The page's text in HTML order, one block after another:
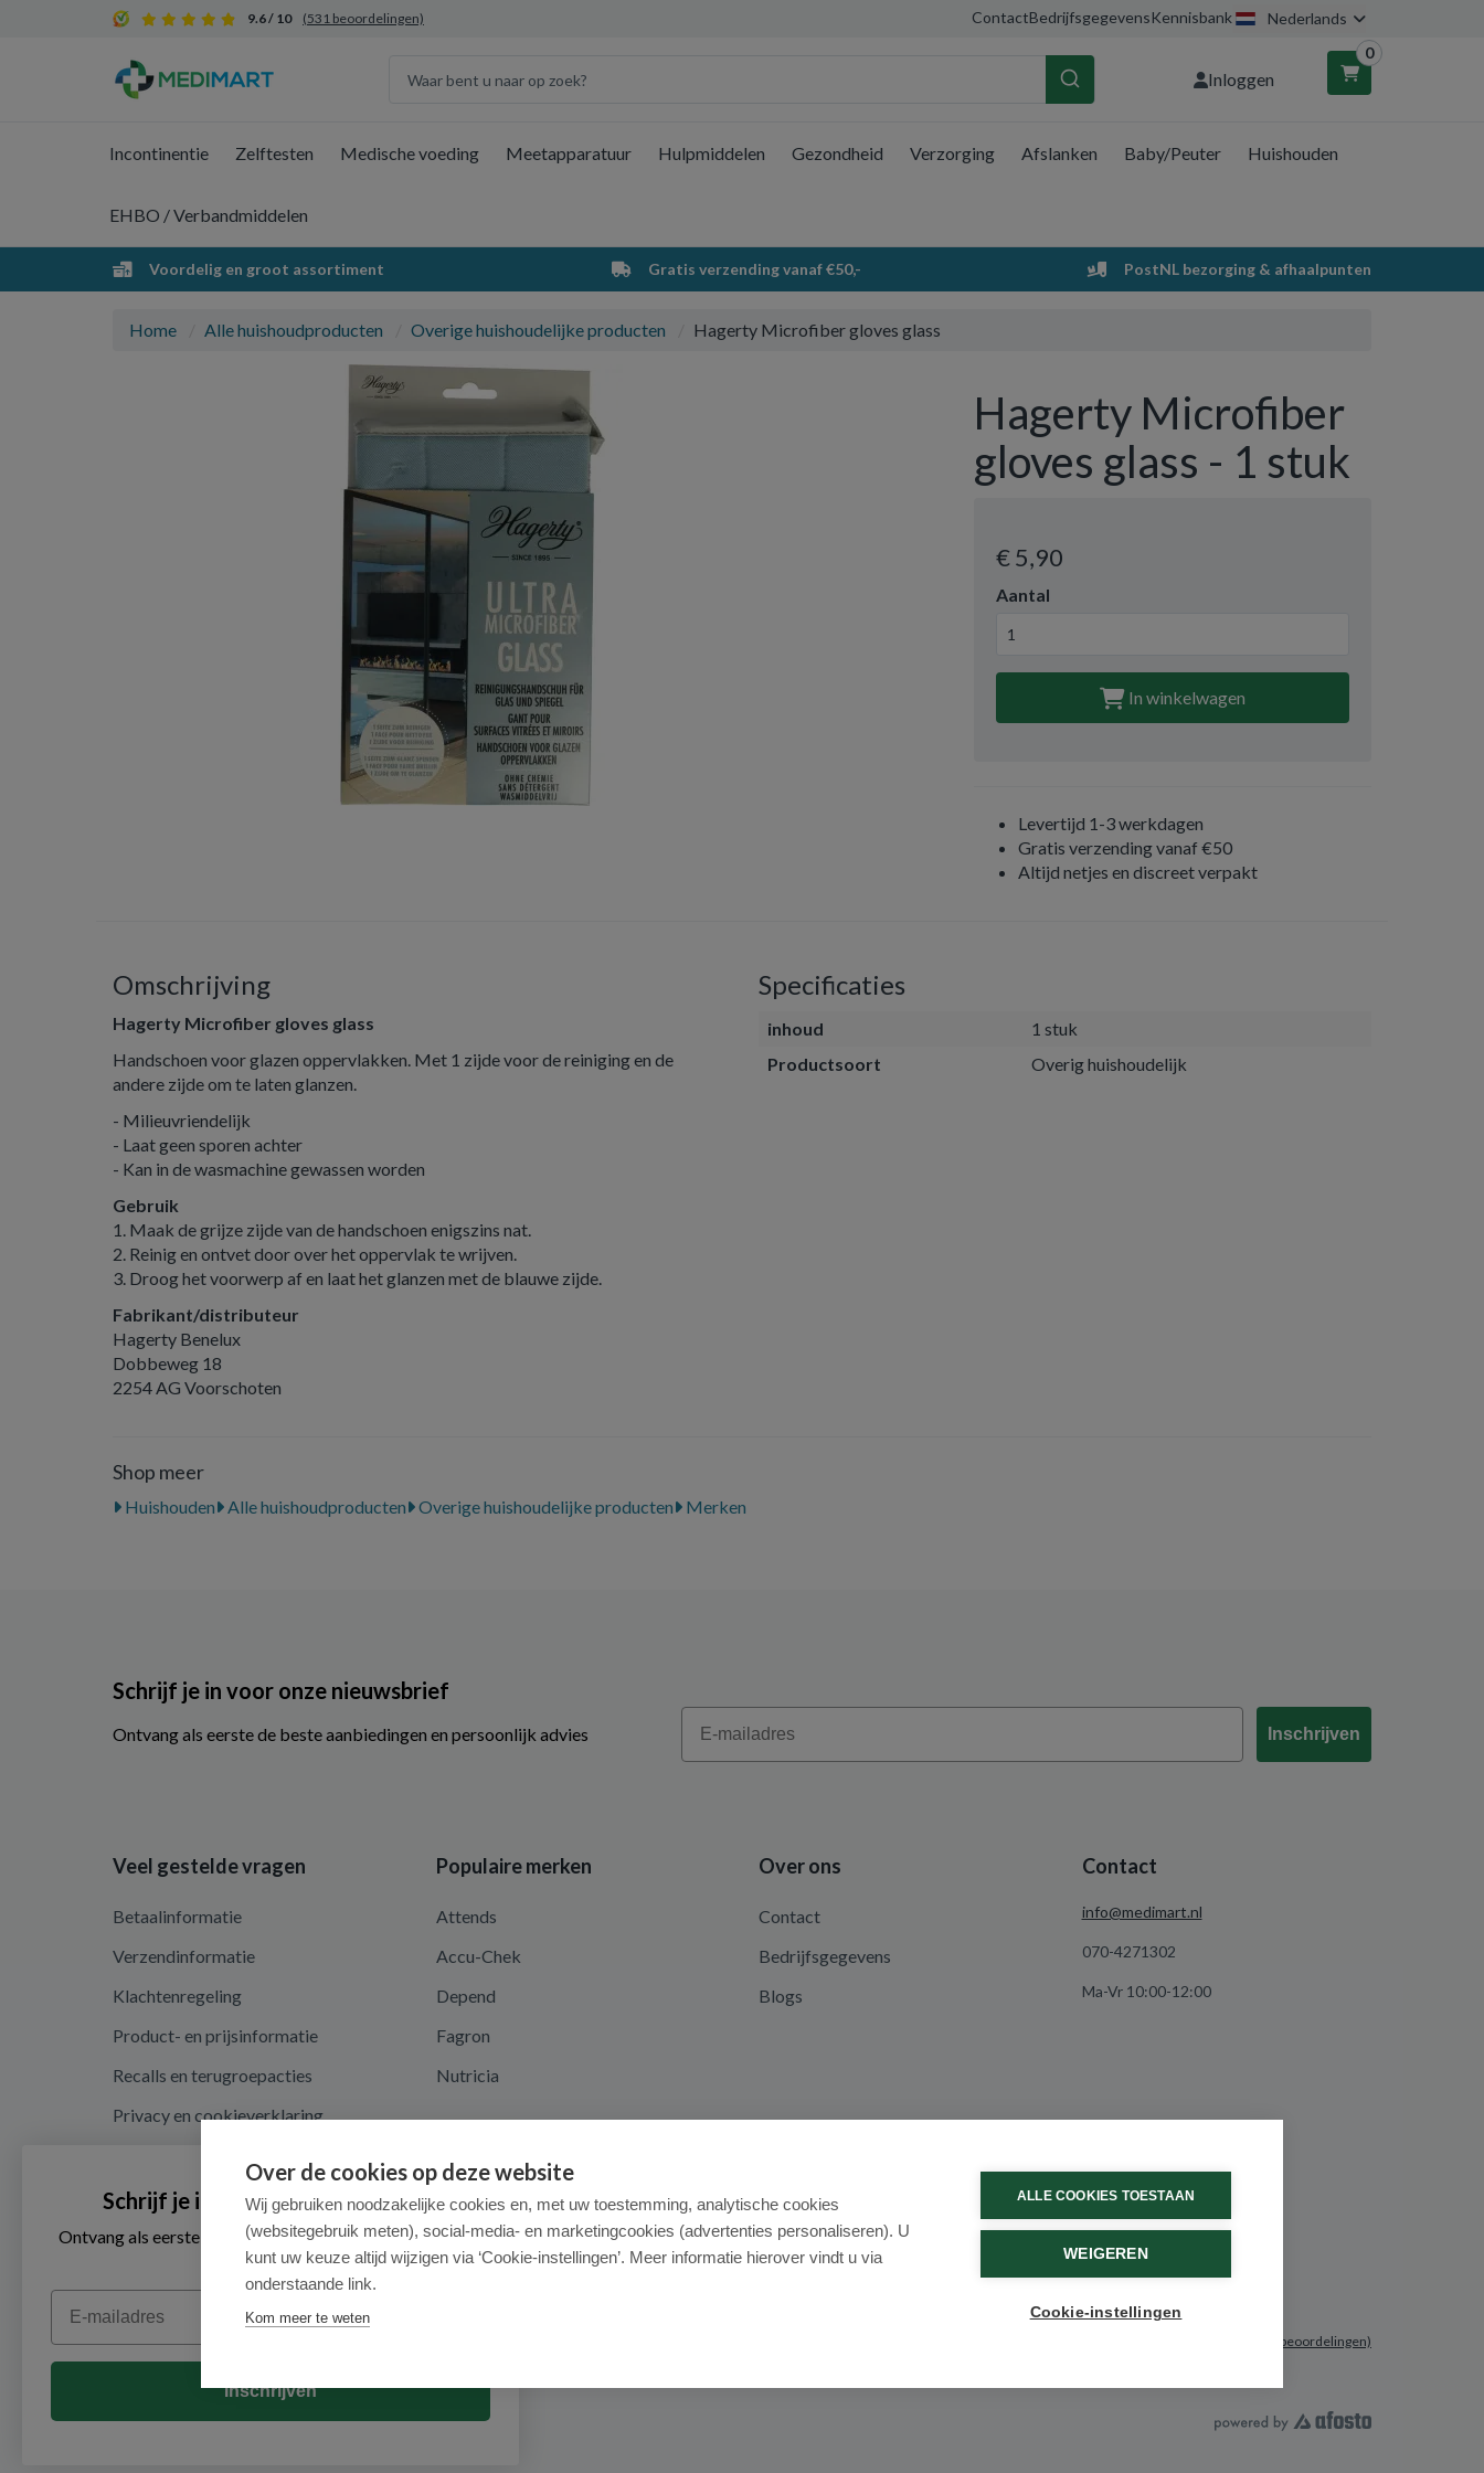
9.6 / 10 (531 beoordelingen) ContactBedrijfsgegevensKennisbank Nederlands
Inloggen
0
Winkelwagen
Uw winkelwagen is leeg.
Vul hem met producten.
Incontinentie Zelftesten Medische voeding Meetapparatuur Hulpmiddelen Gezondheid Verzorging Afslanken Baby/Peuter Huishouden
EHBO / Verbandmiddelen
Voordelig en groot assortiment Gratis verzending vanaf €50,- PostNL bezorging & afhaalpunten
Home Alle huishoudproducten Overige huishoudelijke producten Hagerty Microfiber gloves glass
Hagerty Microfiber
gloves glass - 1 stuk
€ 5,90
Aantal
In winkelwagen
Levertijd 1-3 werkdagen
Gratis verzending vanaf €50
Altijd netjes en discreet verpakt
Omschrijving
Hagerty Microfiber gloves glass
Handschoen voor glazen oppervlakken. Met 1 zijde voor de reiniging en de
andere zijde om te laten glanzen.
- Milieuvriendelijk
- Laat geen sporen achter
- Kan in de wasmachine gewassen worden
Gebruik
1. Maak de grijze zijde van de handschoen enigszins nat.
2. Reinig en ontvet door over het oppervlak te wrijven.
3. Droog het voorwerp af en laat het glanzen met de blauwe zijde.
Fabrikant/distributeur
Hagerty Benelux
Dobbeweg 18
2254 AG Voorschoten
Specificaties
inhoud
1 stuk
Productsoort
Overig huishoudelijk
Shop meer
Huishouden Alle huishoudproducten Overige huishoudelijke producten Merken
Schrijf je in voor onze nieuwsbrief
Ontvang als eerste de beste aanbiedingen en persoonlijk advies
Email
Inschrijven
Veel gestelde vragen
Betaalinformatie
Verzendinformatie
Klachtenregeling
Product- en prijsinformatie
Recalls en terugroepacties
Privacy en cookieverklaring
Algemene voorwaarden
Herroepingsrecht en retouren
Populaire merken
Attends
Accu-Chek
Depend
Fagron
Nutricia
Over ons
Contact
Bedrijfsgegevens
Blogs
Contact
info@medimart.nl
070-4271302
Ma-Vr 10:00-12:00
(531 beoordelingen)
© 2026 - Medimart.nl.
Over de cookies op deze website
Wij gebruiken noodzakelijke cookies en, met uw toestemming, analytische cookies
(websitegebruik meten), social-media- en marketingcookies (advertenties personaliseren). U
kunt uw keuze altijd wijzigen via ‘Cookie-instellingen’. Meer informatie hierover vindt u via
onderstaande link.
Kom meer te weten
ALLE COOKIES TOESTAAN
WEIGEREN
Cookie-instellingen
Schrijf je in voor onze nieuwsbrief
Ontvang als eerste de beste aanbiedingen en persoonlijk
advies
Email
Inschrijven